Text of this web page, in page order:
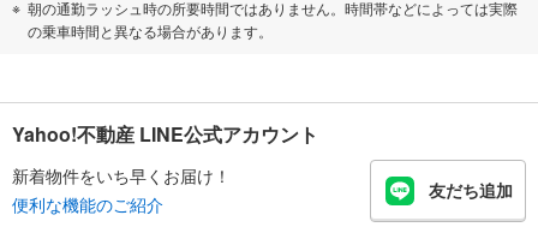
朝の通勤ラッシュ時の所要時間ではありません。時間帯などによっては実際
の乗車時間と異なる場合があります。
Yahoo!不動産 LINE公式アカウント
新着物件をいち早くお届け！
便利な機能のご紹介
友だち追加